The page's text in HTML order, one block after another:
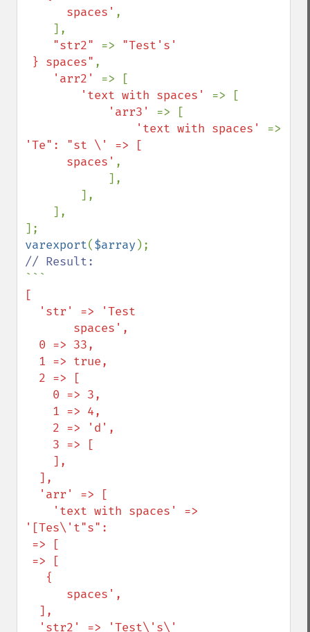
      spaces'
,
"str2" => "Test's'
} spaces" ,
'arr2' => [
'text with spaces' => [
'arr3' => [
'text with spaces'
'Te": "st \' => [
      spaces'
,
varexport($array
```
[
'[Tes\'t"s":